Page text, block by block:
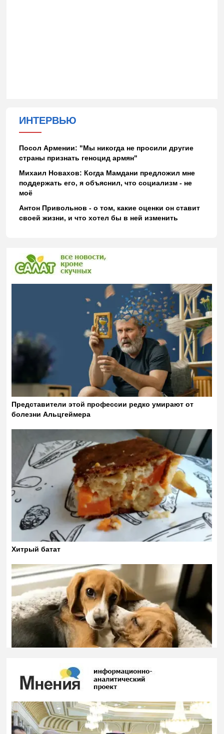
ИНТЕРВЬЮ
Посол Армении: "Мы никогда не просили другие
страны признать геноцид армян"
Михаил Новахов: Когда Мамдани предложил мне
поддержать его, я объяснил, что социализм - не
моё
Антон Привольнов - о том, какие оценки он ставит
своей жизни, и что хотел бы в ней изменить